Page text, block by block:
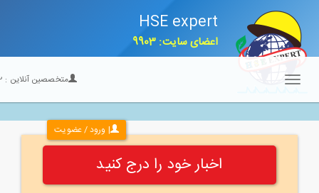
HSE expert
اعضای سایت: 9903
| ورود / عضویت
متخصصین آنلاین :22
Toggle
navigation
اخبار خود را درج کنید